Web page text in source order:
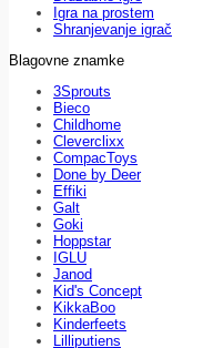
Igra na prostem
Shranjevanje igrač
Blagovne znamke
3Sprouts
Bieco
Childhome
Cleverclixx
CompacToys
Done by Deer
Effiki
Galt
Goki
Hoppstar
IGLU
Janod
Kid's Concept
KikkaBoo
Kinderfeets
Lilliputiens